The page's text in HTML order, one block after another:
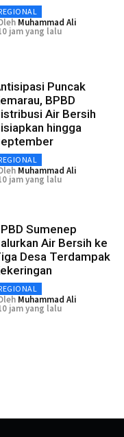
Muhammad Ali
jam yang lalu
Puncak
BPBD
Air Bersih
hingga
Muhammad Ali
jam yang lalu
Sumenep
Air Bersih ke
Desa Terdampak
Muhammad Ali
jam yang lalu